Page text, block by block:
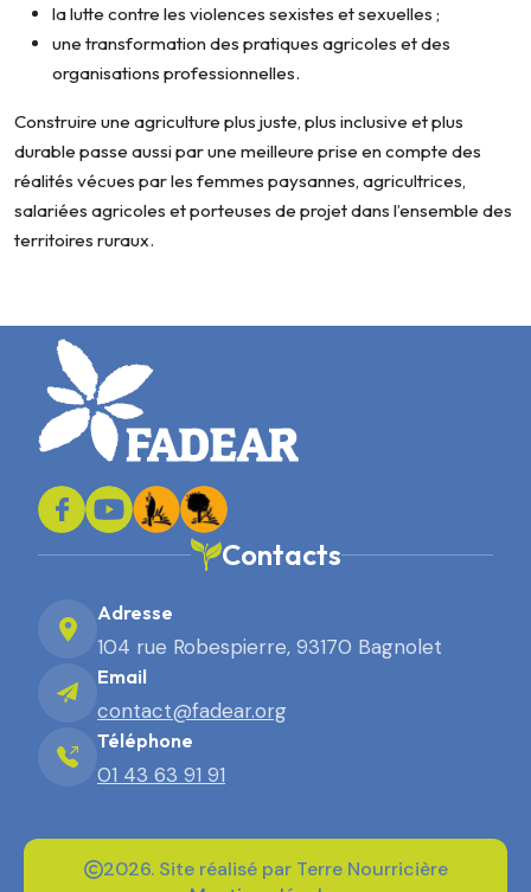
la lutte contre les violences sexistes et sexuelles ;
une transformation des pratiques agricoles et des
organisations professionnelles.
Construire une agriculture plus juste, plus inclusive et plus
durable passe aussi par une meilleure prise en compte des
réalités vécues par les femmes paysannes, agricultrices,
salariées agricoles et porteuses de projet dans l’ensemble des
territoires ruraux.
Contacts
Adresse
104 rue Robespierre, 93170 Bagnolet
Email
contact@fadear.org
Téléphone
01 43 63 91 91
2026. Site réalisé par Terre Nourricière